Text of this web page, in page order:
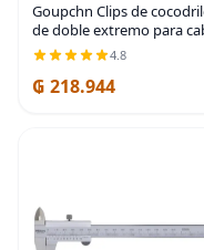
Goupchn Clips de
de doble extremo para
de prueba eléctrica con
de cobre flexibles de
envoltura completa 5
4.8
₲ 218.944